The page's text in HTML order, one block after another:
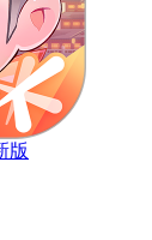
版